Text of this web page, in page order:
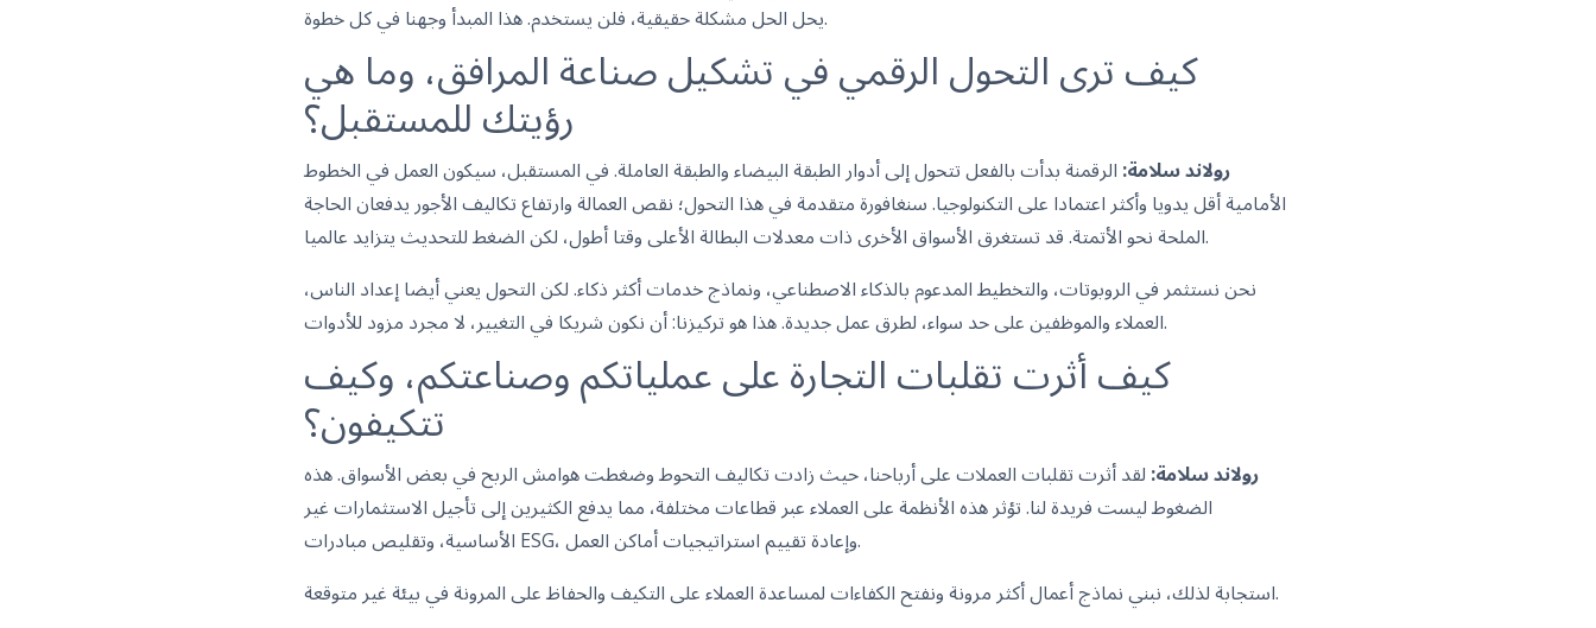
يحل الحل مشكلة حقيقية، فلن يستخدم. هذا المبدأ وجهنا في كل خطوة.
كيف ترى التحول الرقمي في تشكيل صناعة المرافق، وما هي
رؤيتك للمستقبل؟
رولاند سلامة: الرقمنة بدأت بالفعل تتحول إلى أدوار الطبقة البيضاء والطبقة العاملة. في المستقبل، سيكون العمل في الخطوط
الأمامية أقل يدويا وأكثر اعتمادا على التكنولوجيا. سنغافورة متقدمة في هذا التحول؛ نقص العمالة وارتفاع تكاليف الأجور يدفعان الحاجة
الملحة نحو الأتمتة. قد تستغرق الأسواق الأخرى ذات معدلات البطالة الأعلى وقتا أطول، لكن الضغط للتحديث يتزايد عالميا.
نحن نستثمر في الروبوتات، والتخطيط المدعوم بالذكاء الاصطناعي، ونماذج خدمات أكثر ذكاء. لكن التحول يعني أيضا إعداد الناس،
العملاء والموظفين على حد سواء، لطرق عمل جديدة. هذا هو تركيزنا: أن نكون شريكا في التغيير، لا مجرد مزود للأدوات.
كيف أثرت تقلبات التجارة على عملياتكم وصناعتكم، وكيف
تتكيفون؟
رولاند سلامة: لقد أثرت تقلبات العملات على أرباحنا، حيث زادت تكاليف التحوط وضغطت هوامش الربح في بعض الأسواق. هذه
الضغوط ليست فريدة لنا. تؤثر هذه الأنظمة على العملاء عبر قطاعات مختلفة، مما يدفع الكثيرين إلى تأجيل الاستثمارات غير
الأساسية، وتقليص مبادرات ESG، وإعادة تقييم استراتيجيات أماكن العمل.
استجابة لذلك، نبني نماذج أعمال أكثر مرونة ونفتح الكفاءات لمساعدة العملاء على التكيف والحفاظ على المرونة في بيئة غير متوقعة.